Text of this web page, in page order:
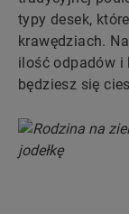
typy desek,
krawędziach.
ilość odpadów i
będziesz się